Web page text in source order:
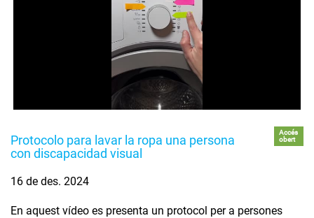
Protocolo para lavar la ropa una persona
con discapacidad visual
Accés
obert
16 de des. 2024
En aquest vídeo es presenta un protocol per a persones